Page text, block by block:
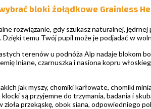
bloki żołądkowe Grainless
rozwiązanie, gdy szukasz naturalnej,
temu Twój pupil może je podjadać w
terenów u podnóża Alp nadaje blokom
lniane, czarnuszka i nasiona kopru
jak myszy, chomiki karłowate, chomiki
klocki są przyjemne do trzymania, badania i
zioła przekąskę, obok siana, odpowiedniego